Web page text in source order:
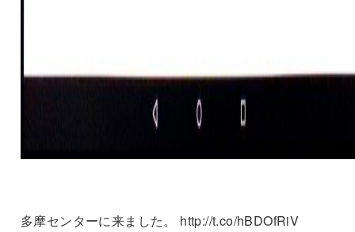
多摩センターに来ました。 http://t.co/hBDOfRiV